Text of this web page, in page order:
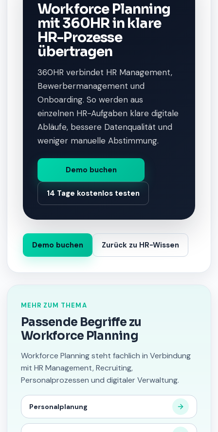
Workforce Planning
mit 360HR in klare
HR-Prozesse
übertragen
360HR verbindet HR Management,
Bewerbermanagement und
Onboarding. So werden aus
einzelnen HR-Aufgaben klare digitale
Abläufe, bessere Datenqualität und
weniger manuelle Abstimmung.
Demo buchen
14 Tage kostenlos testen
Demo buchen Zurück zu HR-Wissen
MEHR ZUM THEMA
Passende Begriffe zu
Workforce Planning
Workforce Planning steht fachlich in Verbindung
mit HR Management, Recruiting,
Personalprozessen und digitaler Verwaltung.
Personalplanung